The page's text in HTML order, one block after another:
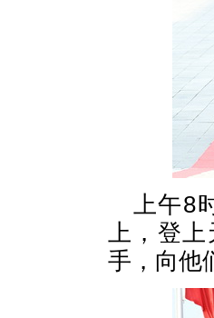
上午8
上，登
手，向他